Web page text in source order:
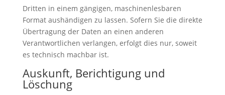
Dritten in einem gängigen, maschinenlesbaren
Format aushändigen zu lassen. Sofern Sie die direkte
Übertragung der Daten an einen anderen
Verantwortlichen verlangen, erfolgt dies nur, soweit
es technisch machbar ist.
Auskunft, Berichtigung und
Löschung